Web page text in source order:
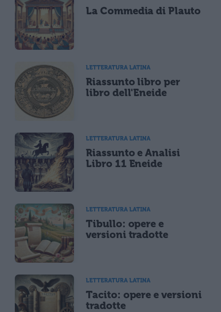
La Commedia di Plauto
LETTERATURA LATINA
Riassunto libro per
libro dell'Eneide
LETTERATURA LATINA
Riassunto e Analisi
Libro 11 Eneide
LETTERATURA LATINA
Tibullo: opere e
versioni tradotte
LETTERATURA LATINA
Tacito: opere e versioni
tradotte